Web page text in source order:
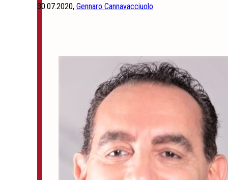
30.07.2020, Gennaro Cannavacciuolo